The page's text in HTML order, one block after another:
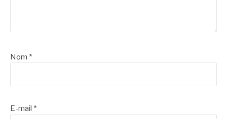
Nom *
E-mail *